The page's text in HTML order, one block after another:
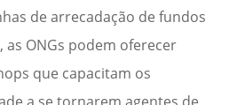
de arrecadação de fundos
as ONGs podem oferecer
que capacitam os